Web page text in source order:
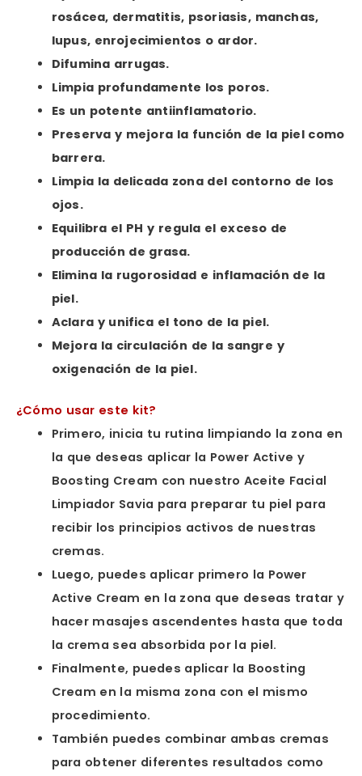
rosácea, dermatitis, psoriasis, manchas,
lupus, enrojecimientos o ardor.
Difumina arrugas.
Limpia profundamente los poros.
Es un potente antiinflamatorio.
Preserva y mejora la función de la piel como
barrera.
Limpia la delicada zona del contorno de los
ojos.
Equilibra el PH y regula el exceso de
producción de grasa.
Elimina la rugorosidad e inflamación de la
piel.
Aclara y unifica el tono de la piel.
Mejora la circulación de la sangre y
oxigenación de la piel.
¿Cómo usar este kit?
Primero, inicia tu rutina limpiando la zona en
la que deseas aplicar la Power Active y
Boosting Cream con nuestro Aceite Facial
Limpiador Savia para preparar tu piel para
recibir los principios activos de nuestras
cremas.
Luego, puedes aplicar primero la Power
Active Cream en la zona que deseas tratar y
hacer masajes ascendentes hasta que toda
la crema sea absorbida por la piel.
Finalmente, puedes aplicar la Boosting
Cream en la misma zona con el mismo
procedimiento.
También puedes combinar ambas cremas
para obtener diferentes resultados como